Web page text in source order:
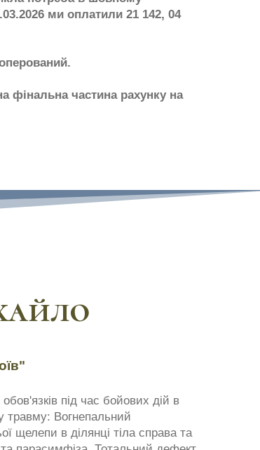
ми оплатили 21 142, 04
фінальна частина рахунку на
під час бойових дій в
травму: Вогнепальний
щелепи в ділянці тіла справа та